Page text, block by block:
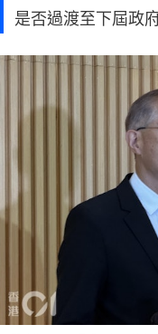
是否過渡至下屆政